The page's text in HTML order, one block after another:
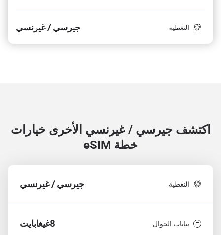
التغطية جيرسي / غيرنسي
اكتشف جيرسي / غيرنسي الأخرى خيارات
خطة eSIM
التغطية جيرسي / غيرنسي
بيانات الجوال 8غيغابايت